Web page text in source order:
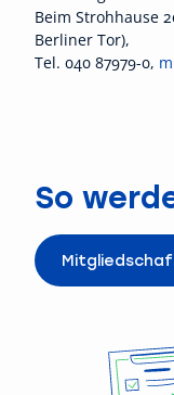
Beim Strohhause
Berliner Tor),
Tel. 040 87979-0,
So